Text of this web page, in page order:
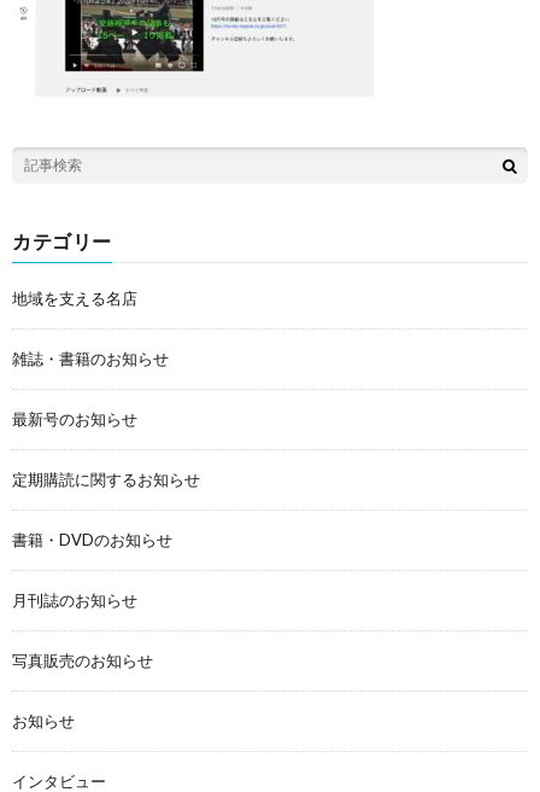
カテゴリー
地域を支える名店
雑誌・書籍のお知らせ
最新号のお知らせ
定期購読に関するお知らせ
書籍・DVDのお知らせ
月刊誌のお知らせ
写真販売のお知らせ
お知らせ
インタビュー